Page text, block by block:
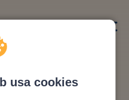
usa cookies